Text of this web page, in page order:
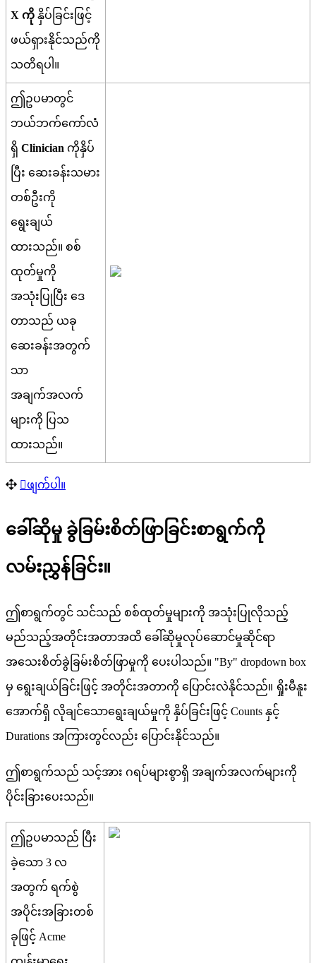
X က နပ ခင ဖင
ဖယရနငသညက
သတရပ ။
ဤဥပမတင
ဘယဘကကလ
ရ Clinician ကနပ
ပ ဆခနသမ
တစဦက
ရခယ
ထသည။ စစ
ထတမက
အသ ပ ပ ဒ
တသည ယခ
ဆခနအတက
သ
အခကအလက
မက ပသ
ထသည။
ဖကပ ။
ခ ဆမ ခ ခမစတ ဖ ခငစရကက
လမညန ခင။
ဤစရကတင သငသည စစထတမမက အသ ပလသည
မညသညအတငအတအထ ခ ဆမလပဆငမဆငရ
အသစတခ ခမစတ ဖမက ပပ သည။ "By" dropdown box
မ ရခယ ခင ဖင အတငအတက ပငလနငသည။ ရမန
အကရ လခငသရခယမက နပ ခင ဖင Counts နင
Durations အ ကတငလည ပငနငသည။
ဤစရကသည သငအ ဂရပမစရ အခကအလကမက
ပင ခပသည။
ဤဥပမသည ပ
ခသ 3 လ
အတက ရကစ
အပငအ ခတစ
ခ ဖင Acme